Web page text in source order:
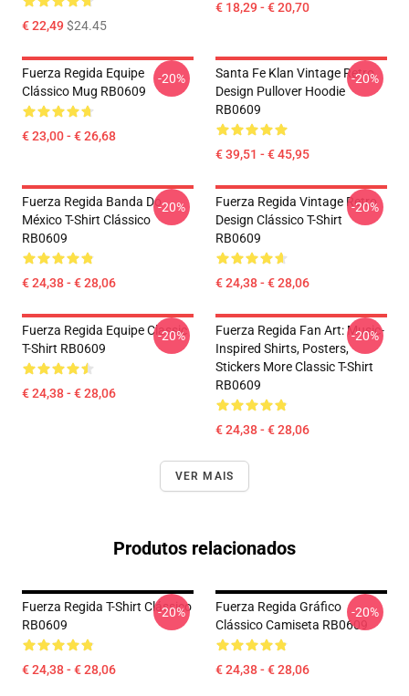
€ 22,49$24.45
€ 18,29 - € 20,70
Fuerza Regida Equipe
Clássico Mug RB0609
€ 23,00 - € 26,68
-20%
Santa Fe Klan Vintage Retro
Design Pullover Hoodie
RB0609
€ 39,51 - € 45,95
-20%
Fuerza Regida Banda Do
México T-Shirt Clássico
RB0609
€ 24,38 - € 28,06
-20%
Fuerza Regida Vintage Retro
Design Clássico T-Shirt
RB0609
€ 24,38 - € 28,06
-20%
Fuerza Regida Equipe Classic
T-Shirt RB0609
€ 24,38 - € 28,06
-20%
Fuerza Regida Fan Art: Music-
Inspired Shirts, Posters,
Stickers More Classic T-Shirt
RB0609
€ 24,38 - € 28,06
-20%
VER MAIS
Produtos relacionados
Fuerza Regida T-Shirt Clássico
RB0609
€ 24,38 - € 28,06
-20%
Fuerza Regida Gráfico
Clássico Camiseta RB0609
€ 24,38 - € 28,06
-20%